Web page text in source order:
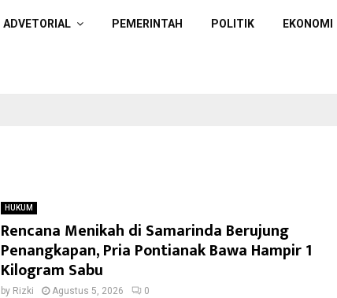
ADVETORIAL PEMERINTAH POLITIK EKONOMI
HUKUM
Rencana Menikah di Samarinda Berujung
Penangkapan, Pria Pontianak Bawa Hampir 1
Kilogram Sabu
by Rizki Agustus 5, 2026 0